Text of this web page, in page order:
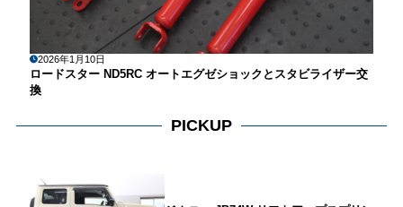
2026年1月10日
ロードスター ND5RC オートエグゼショックとスタビライザー交
換
PICKUP